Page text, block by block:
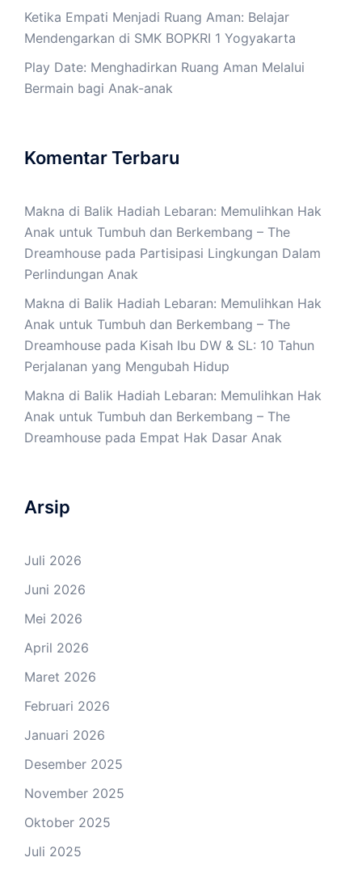
Ketika Empati Menjadi Ruang Aman: Belajar
Mendengarkan di SMK BOPKRI 1 Yogyakarta
Play Date: Menghadirkan Ruang Aman Melalui
Bermain bagi Anak-anak
Komentar Terbaru
Makna di Balik Hadiah Lebaran: Memulihkan Hak
Anak untuk Tumbuh dan Berkembang – The
Dreamhouse pada Partisipasi Lingkungan Dalam
Perlindungan Anak
Makna di Balik Hadiah Lebaran: Memulihkan Hak
Anak untuk Tumbuh dan Berkembang – The
Dreamhouse pada Kisah Ibu DW & SL: 10 Tahun
Perjalanan yang Mengubah Hidup
Makna di Balik Hadiah Lebaran: Memulihkan Hak
Anak untuk Tumbuh dan Berkembang – The
Dreamhouse pada Empat Hak Dasar Anak
Arsip
Juli 2026
Juni 2026
Mei 2026
April 2026
Maret 2026
Februari 2026
Januari 2026
Desember 2025
November 2025
Oktober 2025
Juli 2025